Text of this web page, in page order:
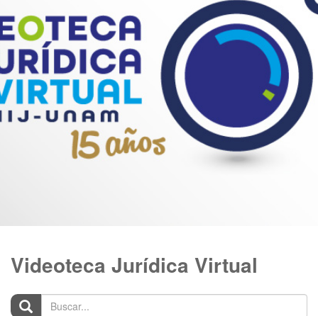
Videoteca Jurídica Virtual
Buscar...